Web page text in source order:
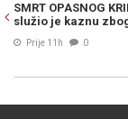
SMRT OPASNOG
služio je kaznu
Prije 11h 0